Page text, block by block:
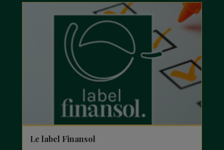
Le label Finansol